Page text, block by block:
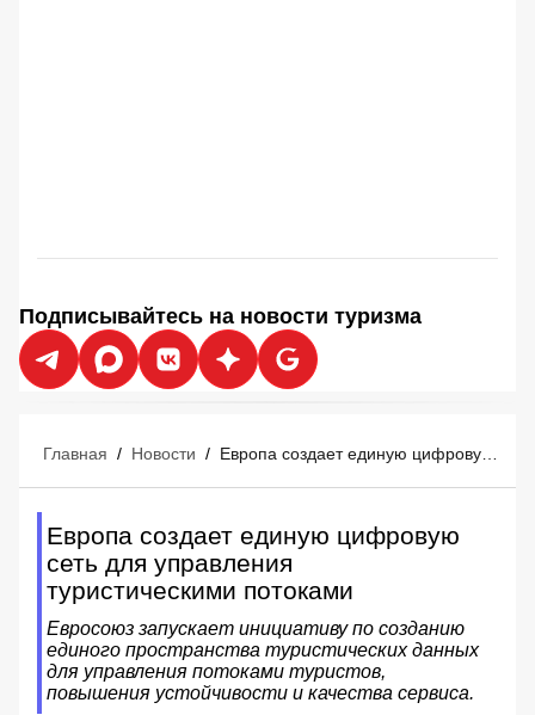
Подписывайтесь на новости туризма
Главная / Новости /
Европа создает единую цифровую
сеть для управления
туристическими потоками
Евросоюз запускает инициативу по созданию
единого пространства туристических данных
для управления потоками туристов,
повышения устойчивости и качества сервиса.